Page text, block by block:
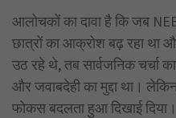
आलोचकों का दावा है कि जब
छात्रों का आक्रोश बढ़ रहा था
उठ रहे थे, तब सार्वजनिक चर्चा
और जवाबदेही का मुद्दा था।
फोकस बदलता हुआ दिखाई